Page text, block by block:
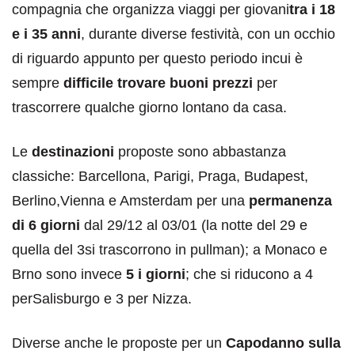
compagnia che organizza viaggi per giovanitra i 18
e i 35 anni, durante diverse festività, con un occhio
di riguardo appunto per questo periodo incui è
sempre difficile trovare buoni prezzi per
trascorrere qualche giorno lontano da casa.
Le destinazioni proposte sono abbastanza
classiche: Barcellona, Parigi, Praga, Budapest,
Berlino,Vienna e Amsterdam per una permanenza
di 6 giorni dal 29/12 al 03/01 (la notte del 29 e
quella del 3si trascorrono in pullman); a Monaco e
Brno sono invece 5 i giorni; che si riducono a 4
perSalisburgo e 3 per Nizza.
Diverse anche le proposte per un Capodanno sulla